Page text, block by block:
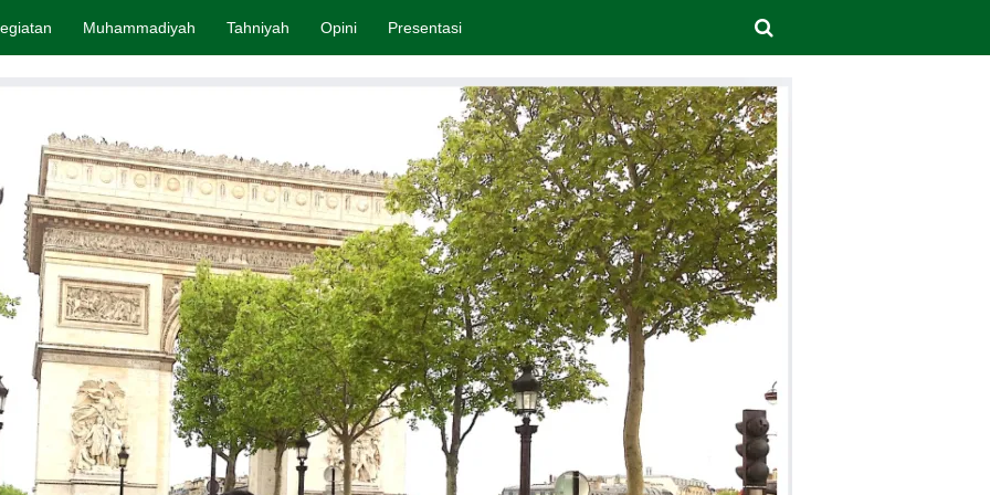
Muhammadiyah Tahniyah Opini Presentasi